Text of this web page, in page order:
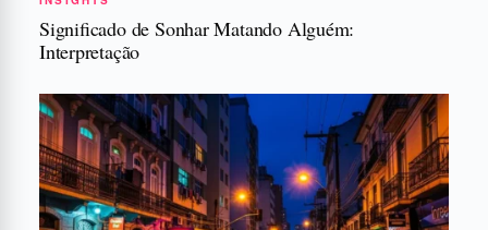
Significado de Sonhar Matando Alguém:
Interpretação